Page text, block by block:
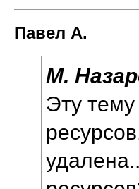
Павел А.
М.
Эту